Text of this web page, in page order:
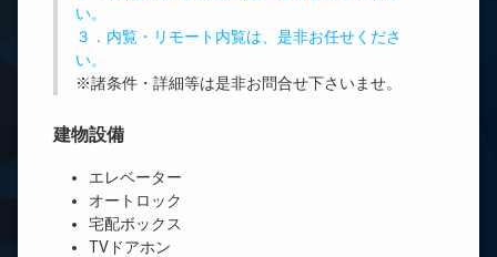
い。
３．内覧・リモート内覧は、是非お任せくださ
い。
※諸条件・詳細等は是非お問合せ下さいませ。
建物設備
エレベーター
オートロック
宅配ボックス
TVドアホン